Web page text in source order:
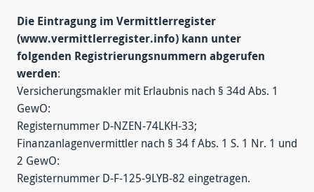
Die Eintragung im Vermittlerregister
(www.vermittlerregister.info) kann unter
folgenden Registrierungsnummern abgerufen
werden:
Versicherungsmakler mit Erlaubnis nach § 34d Abs. 1
GewO:
Registernummer D-NZEN-74LKH-33;
Finanzanlagenvermittler nach § 34 f Abs. 1 S. 1 Nr. 1 und
2 GewO:
Registernummer D-F-125-9LYB-82 eingetragen.